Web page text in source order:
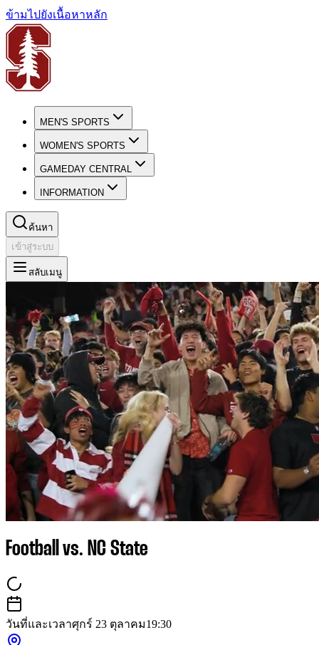
ข้ามไปยังเนื้อหาหลัก
MEN'S SPORTS
WOMEN'S SPORTS
GAMEDAY CENTRAL
INFORMATION
ค้นหา
เข้าสู่ระบบ
สลับเมนู
Football vs. NC State
วันที่และเวลาศุกร์ 23 ตุลาคม19:30